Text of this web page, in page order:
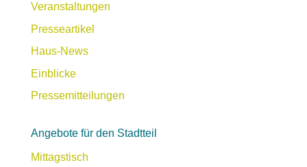
Veranstaltungen
Presseartikel
Haus-News
Einblicke
Pressemitteilungen
Angebote für den Stadtteil
Mittagstisch